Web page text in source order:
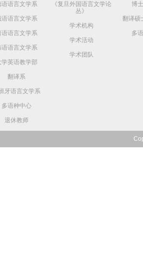
语语言文学系
语语言文学系
语语言文学系
语语言文学系
学英语教学部
翻译系
牙语言文学系
多语种中心
退休教师
《复旦外国语言文学论
丛》
学术机构
学术活动
学术团队
博
翻译硕
多